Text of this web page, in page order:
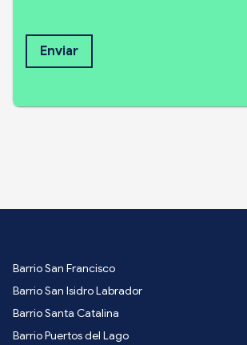
Enviar
Barrio San Francisco
Barrio San Isidro Labrador
Barrio Santa Catalina
Barrio Puertos del Lago